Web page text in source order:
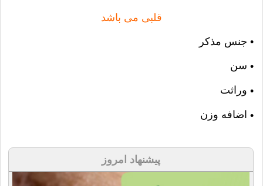
قلبی می باشد
• جنس مذکر
•سن
• وراثت
•اضافه وزن
پیشنهاد امروز